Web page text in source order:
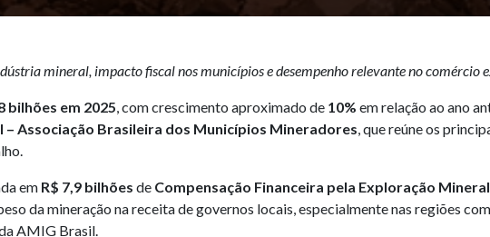
mineral, impacto fiscal nos municípios e desempenho relevante no comércio
bilhões em 2025, com crescimento aproximado de 10% em relação ao ano
– Associação Brasileira dos Municípios Mineradores, que reúne os
em R$ 7,9 bilhões de Compensação Financeira pela Exploração Mineral
da mineração na receita de governos locais, especialmente nas regiões
AMIG Brasil.